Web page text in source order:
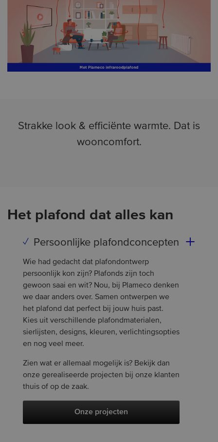
Strakke look & efficiënte warmte. Dat is
wooncomfort.
Het plafond dat alles kan
Persoonlijke plafondconcepten
Wie had gedacht dat plafondontwerp
persoonlijk kon zijn? Plafonds zijn toch
gewoon saai en wit? Nou, bij Plameco denken
we daar anders over. Samen ontwerpen we
het plafond dat perfect bij jouw huis past.
Kies uit verschillende plafondmaterialen,
sierlijsten, designs, kleuren, verlichtingsopties
en nog veel meer.
Zien wat er allemaal mogelijk is? Bekijk dan
onze gerealiseerde projecten bij onze klanten
thuis of op de zaak.
Onze projecten